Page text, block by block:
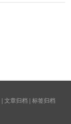
| 文章归档 | 标签归档